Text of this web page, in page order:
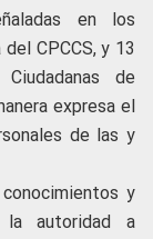
en los
CPCCS, y 13
de
expresa el
de las y
y
la autoridad a